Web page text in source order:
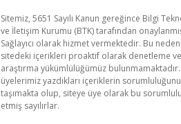
Sitemiz, 5651 Sayılı Kanun gereğince Bilgi
ve İletişim Kurumu (BTK) tarafından
Sağlayıcı olarak hizmet vermektedir. Bu
sitedeki içerikleri proaktif olarak denetleme
araştırma yükümlülüğümüz
üyelerimiz yazdıkları içeriklerin sorumluluğunu
taşımakta olup, siteye üye olarak bu
etmiş sayılırlar.